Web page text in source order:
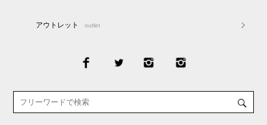
アウトレット outlet